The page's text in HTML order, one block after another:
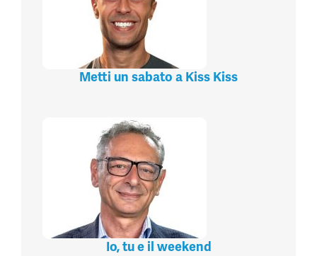
Metti un sabato a Kiss Kiss
Io, tu e il weekend